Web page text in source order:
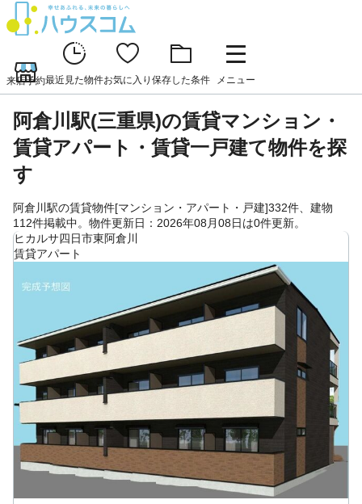
来店予約最近見た物件お気に入り 保存した条件 メニュー
阿倉川駅(三重県)の賃貸マンション・
賃貸アパート・賃貸一戸建て物件を探
す
阿倉川駅の賃貸物件[マンション・アパート・戸建]332件、建物
112件掲載中。物件更新日：2026年08月08日は0件更新。
ヒカルサ四日市東阿倉川
賃貸アパート